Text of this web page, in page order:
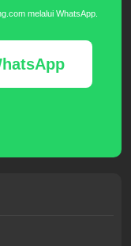
melalui WhatsApp.